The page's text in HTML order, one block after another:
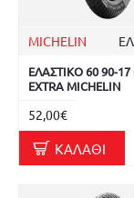
MICHELIN
ΕΛΑΣΤΙΚΟ 60 90-17
EXTRA MICHELIN
52,00€
ΚΑΛΆΘΙ